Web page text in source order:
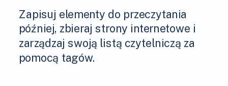
Zapisuj elementy do przeczytania
później, zbieraj strony internetowe i
zarządzaj swoją listą czytelniczą za
pomocą tagów.